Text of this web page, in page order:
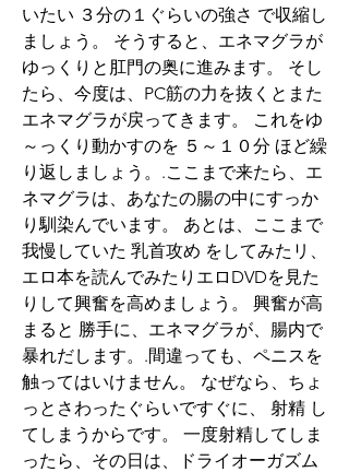
いたい ３分の１ぐらいの強さ で収縮し
ましょう。 そうすると、エネマグラが
ゆっくりと肛門の奥に進みます。 そし
たら、今度は、PC筋の力を抜くとまた
エネマグラが戻ってきます。 これをゆ
～っくり動かすのを ５～１０分 ほど繰
り返しましょう。.ここまで来たら、エ
ネマグラは、あなたの腸の中にすっか
り馴染んでいます。 あとは、ここまで
我慢していた 乳首攻め をしてみたリ、
エロ本を読んでみたりエロDVDを見た
りして興奮を高めましょう。 興奮が高
まると 勝手に、エネマグラが、腸内で
暴れだします。.間違っても、ペニスを
触ってはいけません。 なぜなら、ちょ
っとさわったぐらいですぐに、 射精 し
てしまうからです。 一度射精してしま
ったら、その日は、ドライオーガズム